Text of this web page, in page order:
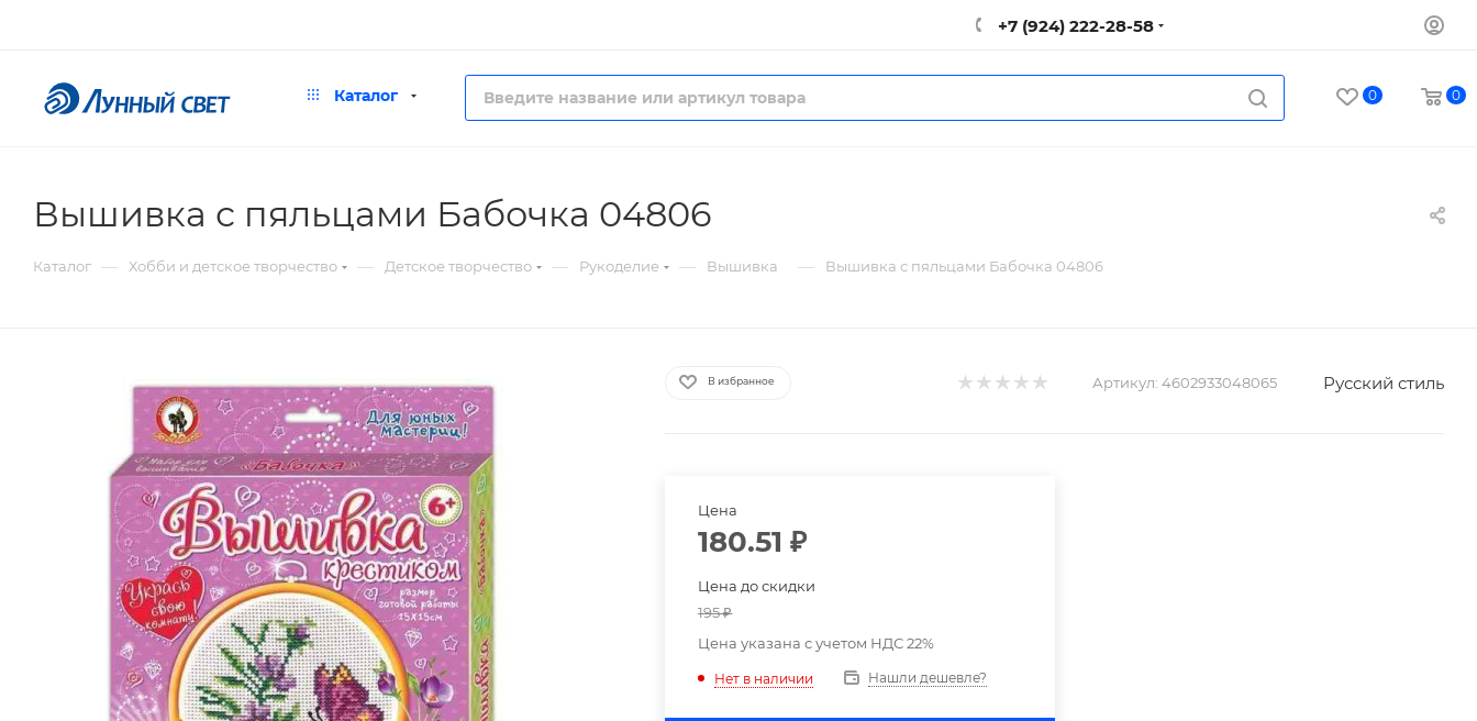
+7 (924) 222-28-58
Каталог 0 0
Вышивка с пяльцами Бабочка 04806
Каталог — Хобби и детское творчество — Детское творчество — Рукоделие — Вышивка — Вышивка с пяльцами Бабочка 04806
В избранное Артикул: 4602933048065 Русский стиль
Цена
180.51 ₽
Цена до скидки
195₽
Цена указана с учетом НДС 22%
Нет в наличии Нашли дешевле?